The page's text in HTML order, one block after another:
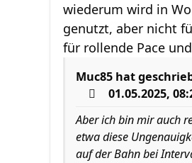
wiederum wird in
genutzt, aber nicht
für rollende Pace
Muc85 hat
01.05.2025,
Aber ich bin mir auch
etwa diese
auf der Bahn bei